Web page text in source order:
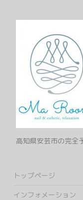
高知県安芸市の完全
トップページ
インフォメーション